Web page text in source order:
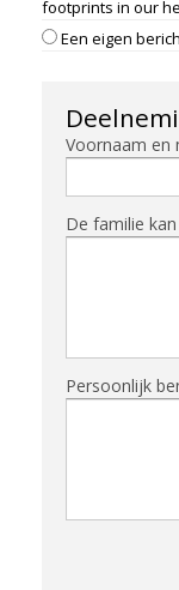
footprints in our
Een eigen
Voornaam en
De familie
Persoonlijk